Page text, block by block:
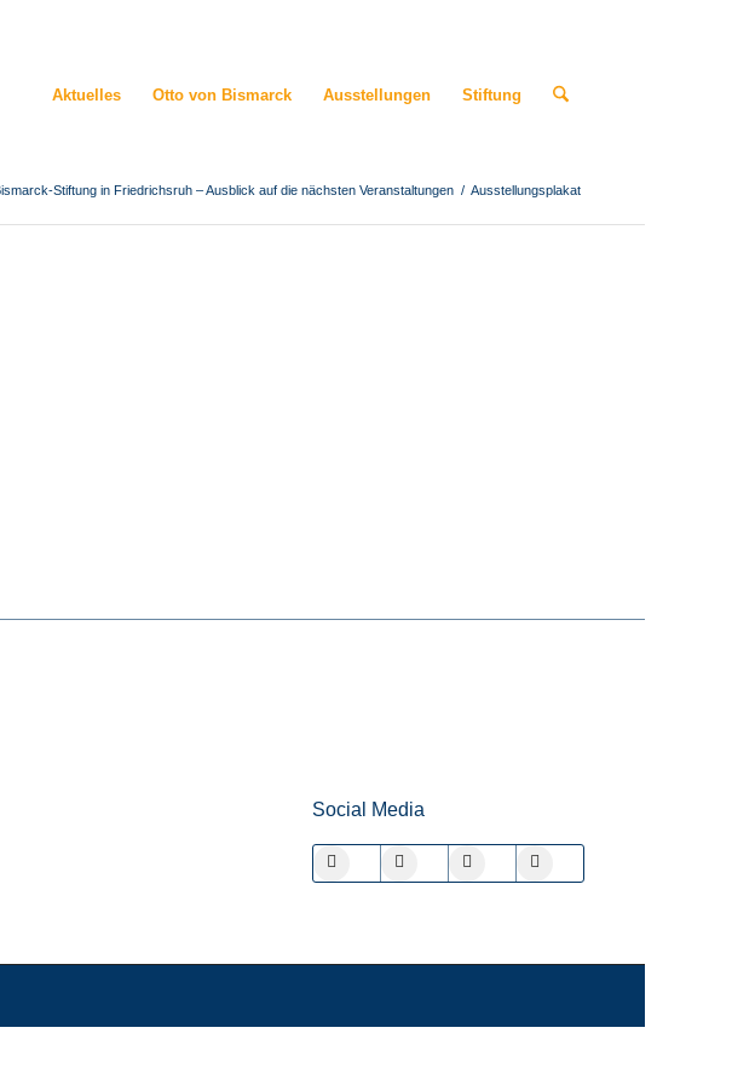
Aktuelles Otto von Bismarck Ausstellungen Stiftung
Stiftung in Friedrichsruh – Ausblick auf die nächsten Veranstaltungen / Ausstellungsplakat
Social Media